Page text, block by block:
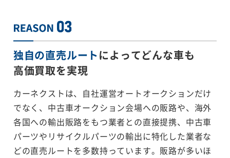
独自の直売ルートによってどんな車も
高価買取を実現
カーネクストは、自社運営オートオークションだけ
でなく、中古車オークション会場への販路や、海外
各国への輸出販路をもつ業者との直接提携、中古車
パーツやリサイクルパーツの輸出に特化した業者な
どの直売ルートを多数持っています。販路が多いほ